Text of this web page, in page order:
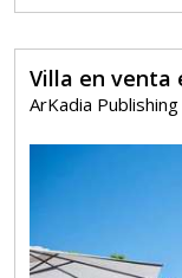
Villa en venta
ArKadia